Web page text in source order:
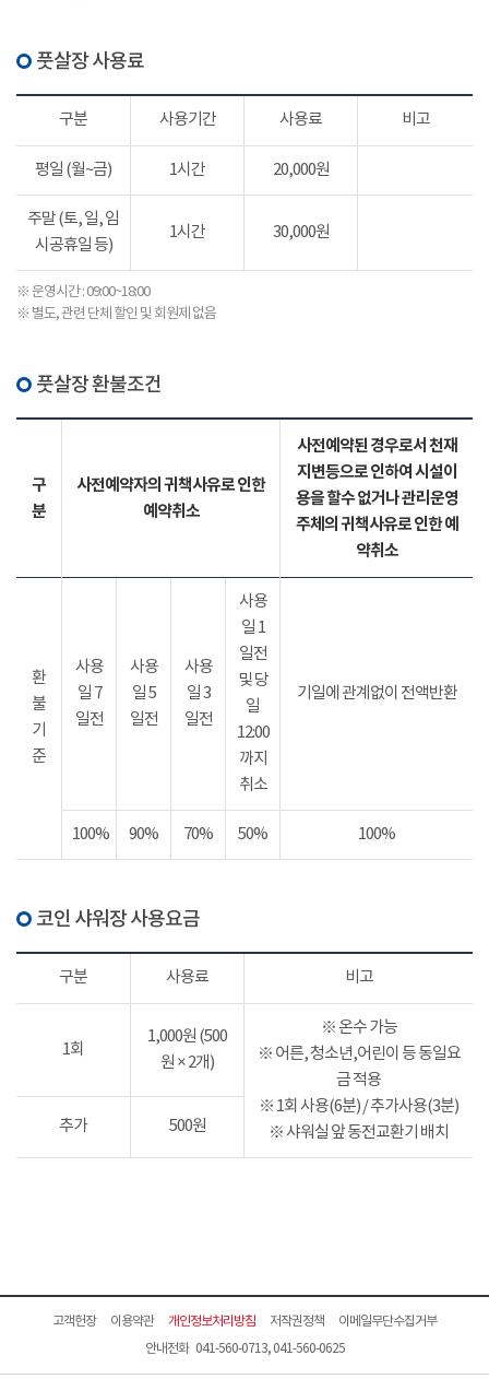
풋살장 사용료
구분 사용기간 사용료 비고
평일 (월~금) 1시간 20,000원
주말 (토, 일, 임
시공휴일 등)
1시간 30,000원
※ 운영시간 : 09:00~18:00
※ 별도, 관련 단체 할인 및 회원제 없음
풋살장 환불조건
구
분
사전예약자의 귀책사유로 인한
예약취소
사전예약된 경우로서 천재
지변등으로 인하여 시설이
용을 할수 없거나 관리운영
주체의 귀책사유로 인한 예
약취소
환
불
기
준
사용
일 7
일전
사용
일 5
일전
사용
일 3
일전
사용
일 1
일전
및 당
일
12:00
까지
취소
기일에 관계없이 전액반환
100% 90% 70% 50% 100%
코인 샤워장 사용요금
구분 사용료 비고
1회
1,000원 (500
원 × 2개)
※ 온수 가능
※ 어른, 청소년,어린이 등 동일요
금 적용
※ 1회 사용(6분) / 추가사용(3분)
※ 샤워실 앞 동전교환기 배치
추가 500원
고객헌장 이용약관 개인정보처리방침 저작권정책
이메일무단수집거부
안내전화 041-560-0713, 041-560-0625